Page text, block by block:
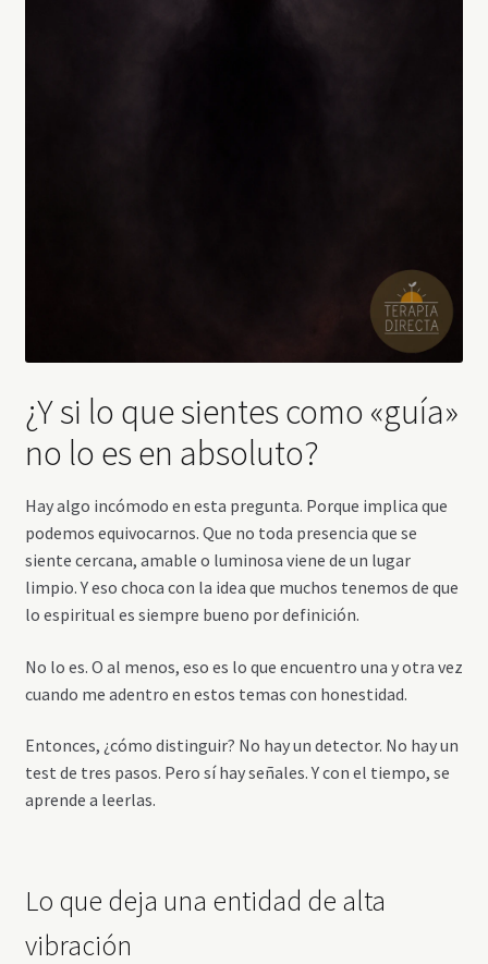
¿Y si lo que sientes como «guía»
no lo es en absoluto?
Hay algo incómodo en esta pregunta. Porque implica que
podemos equivocarnos. Que no toda presencia que se
siente cercana, amable o luminosa viene de un lugar
limpio. Y eso choca con la idea que muchos tenemos de que
lo espiritual es siempre bueno por definición.
No lo es. O al menos, eso es lo que encuentro una y otra vez
cuando me adentro en estos temas con honestidad.
Entonces, ¿cómo distinguir? No hay un detector. No hay un
test de tres pasos. Pero sí hay señales. Y con el tiempo, se
aprende a leerlas.
Lo que deja una entidad de alta
vibración